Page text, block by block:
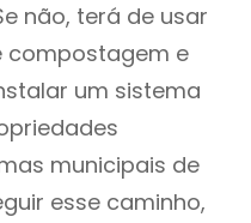
não, terá de usar
compostagem e
um sistema
municipais de
esse caminho,